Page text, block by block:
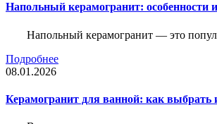
Напольный керамогранит: особенности
Напольный керамогранит — это
Подробнее
08.01.2026
Керамогранит для ванной: как выбрать